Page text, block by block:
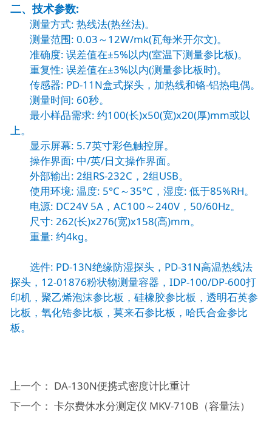
二、技术参数:
测量方式: 热线法(热丝法)。
测量范围: 0.03～12W/mk(瓦每米开尔文)。
准确度: 误差值在±5%以内(室温下测量参比板)。
重复性: 误差值在±3%以内(测量参比板时)。
传感器: PD-11N盒式探头，加热线和铬-铝热电偶。
测量时间: 60秒。
最小样品需求: 约100(长)x50(宽)x20(厚)mm或以
上。
显示屏幕: 5.7英寸彩色触控屏。
操作界面: 中/英/日文操作界面。
外部输出: 2组RS-232C，2组USB。
使用环境: 温度: 5°C～35°C，湿度: 低于85%RH。
电源: DC24V 5A，AC100～240V，50/60Hz。
尺寸: 262(长)x276(宽)x158(高)mm。
重量: 约4kg。
选件: PD-13N绝缘防湿探头，PD-31N高温热线法
探头，12-01876粉状物测量容器，IDP-100/DP-600打
印机，聚乙烯泡沫参比板，硅橡胶参比板，透明石英参
比板，氧化锆参比板，莫来石参比板，哈氏合金参比
板。
上一个： DA-130N便携式密度计比重计
下一个： 卡尔费休水分测定仪 MKV-710B（容量法）